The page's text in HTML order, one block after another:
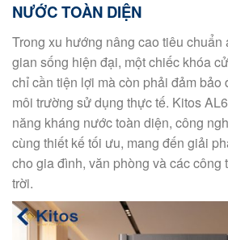
NƯỚC TOÀN DIỆN
Trong xu hướng nâng cao tiêu chuẩn
gian sống hiện đại, một chiếc khóa
chỉ cần tiện lợi mà còn phải đảm bảo
môi trường sử dụng thực tế. Kitos
năng kháng nước toàn diện, công
cùng thiết kế tối ưu, mang đến giải
cho gia đình, văn phòng và các công
trời.